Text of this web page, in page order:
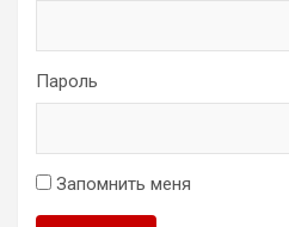
Пароль
Запомнить меня